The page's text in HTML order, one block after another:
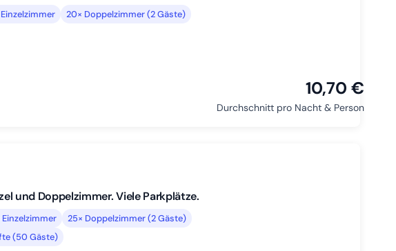
20× Doppelzimmer (2 Gäste)
10,70 €
Durchschnitt pro Nacht & Person
und Doppelzimmer. Viele Parkplätze.
25× Doppelzimmer (2 Gäste)
(50 Gäste)